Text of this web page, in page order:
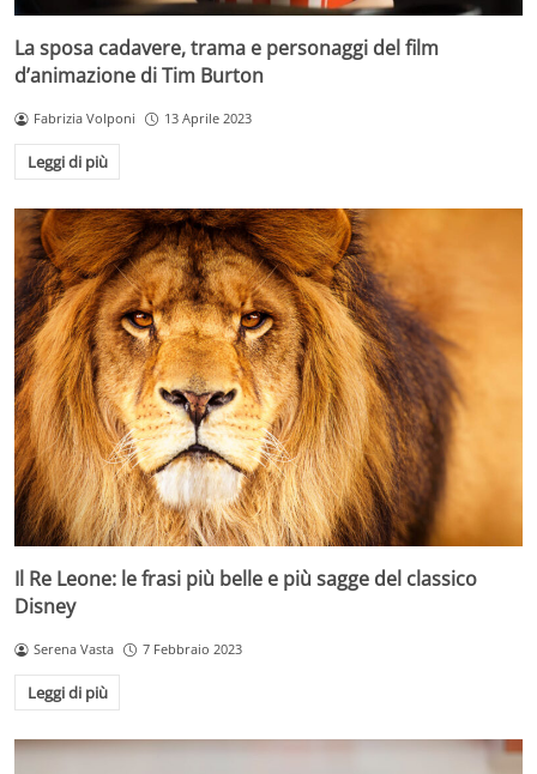
La sposa cadavere, trama e personaggi del film
d’animazione di Tim Burton
Fabrizia Volponi 13 Aprile 2023
Leggi di più
Il Re Leone: le frasi più belle e più sagge del classico
Disney
Serena Vasta 7 Febbraio 2023
Leggi di più